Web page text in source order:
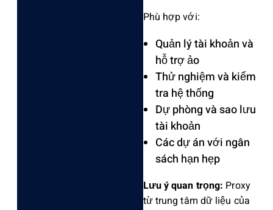
Phù hợp với: ‌
Quản lý tài khoản và
hỗ trợ ảo
Thử nghi‌ệm và kiểm
tra hệ thống ‌
Dự phòng và sao lưu
tài khoản ‌
Các dự án với ngân
sách hạn hẹp
Lư‌u ý quan trọng: Prox‌y
từ trung tâm dữ liệu của